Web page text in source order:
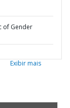
of Gender
Exibir mais